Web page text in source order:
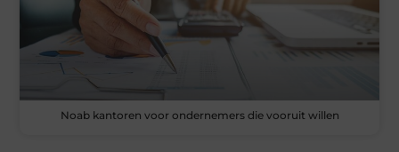
Noab kantoren voor ondernemers die vooruit willen